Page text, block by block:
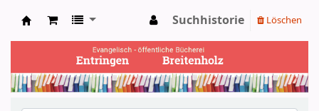
Ev. Bücherei Entringen
Suchhistorie Löschen